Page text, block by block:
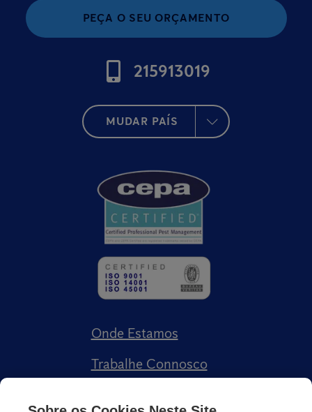
PEÇA O SEU ORÇAMENTO
215913019
MUDAR PAÍS
Onde Estamos
Trabalhe Connosco